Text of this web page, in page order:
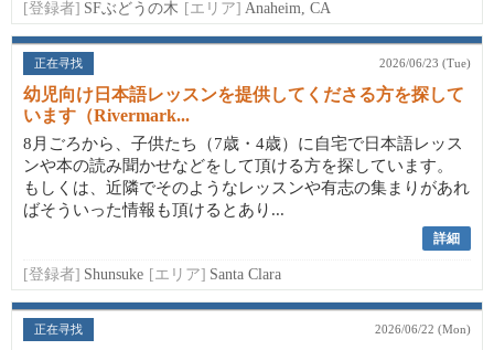
[登録者] SFぶどうの木 [エリア] Anaheim, CA
正在寻找 2026/06/23 (Tue)
幼児向け日本語レッスンを提供してくださる方を探して
います（Rivermark...
8月ごろから、子供たち（7歳・4歳）に自宅で日本語レッス
ンや本の読み聞かせなどをして頂ける方を探しています。
もしくは、近隣でそのようなレッスンや有志の集まりがあれ
ばそういった情報も頂けるとあり...
詳細
[登録者] Shunsuke [エリア] Santa Clara
正在寻找 2026/06/22 (Mon)